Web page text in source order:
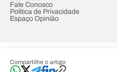
Compartilhe o artigo
Fale Conosco
Política de Privacidade
Espaço Opinião